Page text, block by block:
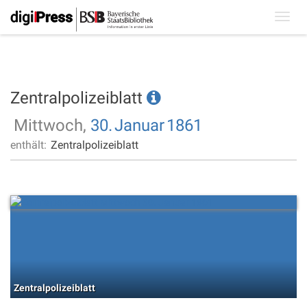
Zentralpolizeiblatt
Mittwoch, 30.Januar1861
enthält: Zentralpolizeiblatt
Zentralpolizeiblatt